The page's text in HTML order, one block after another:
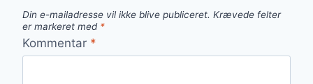
Din e-mailadresse vil ikke blive publiceret. Krævede felter
er markeret med *
Kommentar *